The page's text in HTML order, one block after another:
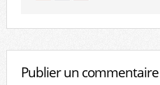
Publier un commentaire